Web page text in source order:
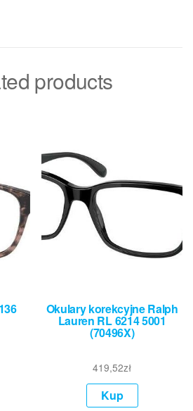
products
Okulary korekcyjne Ralph
Lauren RL 6214 5001
(70496X)
419,52zł
Kup